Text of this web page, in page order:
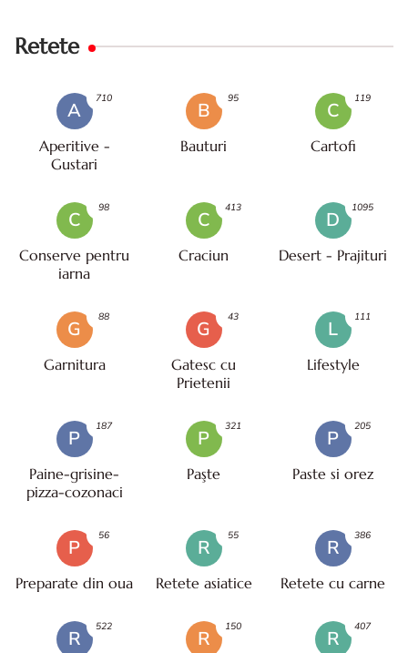
Retete
A
Aperitive -
Gustari
710
B
Bauturi
95
C
Cartofi
119
C
Conserve pentru
iarna
98
C
Craciun
413
D
Desert - Prajituri
1095
G
Garnitura
88
G
Gatesc cu
Prietenii
43
L
Lifestyle
111
P
Paine-grisine-
pizza-cozonaci
187
P
Paşte
321
P
Paste si orez
205
P
Preparate din oua
56
R
Retete asiatice
55
R
Retete cu carne
386
R
522
R
150
R
407